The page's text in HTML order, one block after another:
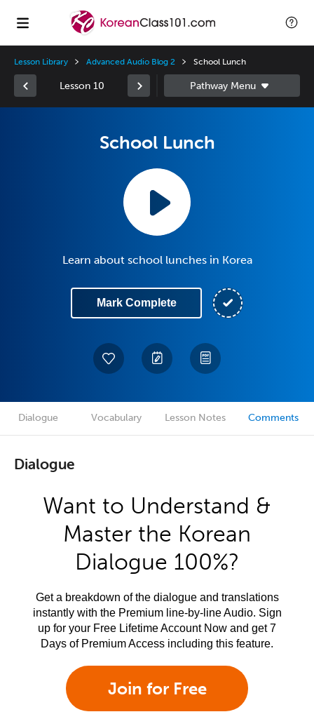
Lesson Library Advanced Audio Blog 2 School Lunch
Lesson 10
School Lunch
Learn about school lunches in Korea
Mark Complete
Dialogue Vocabulary Lesson Notes Comments
Dialogue
Want to Understand &
Master the Korean
Dialogue 100%?
Get a breakdown of the dialogue and translations
instantly with the Premium line-by-line Audio. Sign
up for your Free Lifetime Account Now and get 7
Days of Premium Access including this feature.
Join for Free